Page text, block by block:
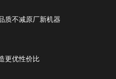
质不减原厂新机器
更优性价比